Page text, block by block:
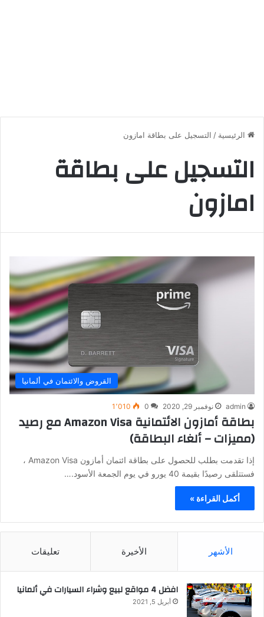
الرئيسية / التسجيل على بطاقة امازون
التسجيل على بطاقة
امازون
القروض والائتمان في ألمانيا
admin نوفمبر 29, 2020 0 1٬010
بطاقة أمازون الائتمانية Amazon Visa مع رصيد
(مميزات – ألغاء البطاقة)
إذا تقدمت بطلب للحصول على بطاقة ائتمان أمازون Amazon Visa ،
فستتلقى رصيدًا بقيمة 40 يورو في يوم الجمعة الأسود.…
أكمل القراءة »
الأشهر الأخيرة تعليقات
افضل 4 مواقع لبيع وشراء السيارات في ألمانيا
أبريل 5, 2021